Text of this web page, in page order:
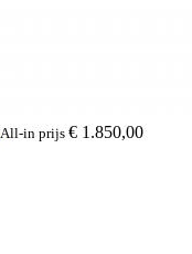
All-in prijs € 1.850,00